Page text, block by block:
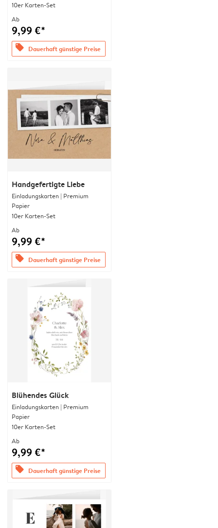
10er Karten-Set
Ab
9,99 €*
offers Dauerhaft günstige Preise
Handgefertigte Liebe
Einladungskarten | Premium
Papier
10er Karten-Set
Ab
9,99 €*
offers Dauerhaft günstige Preise
Blühendes Glück
Einladungskarten | Premium
Papier
10er Karten-Set
Ab
9,99 €*
offers Dauerhaft günstige Preise